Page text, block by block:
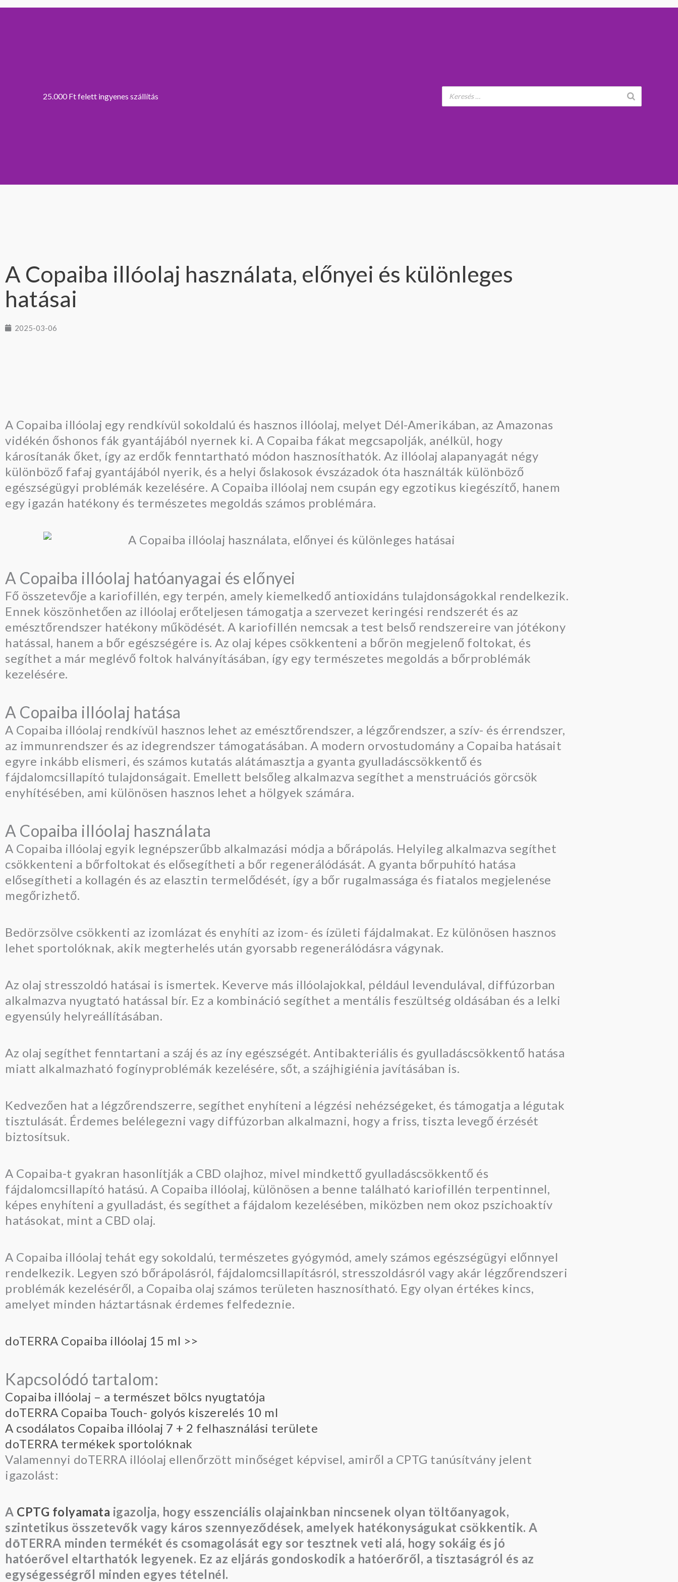
25.000 Ft felett ingyenes szállítás
A Copaiba illóolaj használata, előnyei és különleges
hatásai
2025-03-06
A Copaiba illóolaj egy rendkívül sokoldalú és hasznos illóolaj, melyet Dél-Amerikában, az Amazonas
vidékén őshonos fák gyantájából nyernek ki. A Copaiba fákat megcsapolják, anélkül, hogy
károsítanák őket, így az erdők fenntartható módon hasznosíthatók. Az illóolaj alapanyagát négy
különböző fafaj gyantájából nyerik, és a helyi őslakosok évszázadok óta használták különböző
egészségügyi problémák kezelésére. A Copaiba illóolaj nem csupán egy egzotikus kiegészítő, hanem
egy igazán hatékony és természetes megoldás számos problémára.
A Copaiba illóolaj hatóanyagai és előnyei
Fő összetevője a kariofillén, egy terpén, amely kiemelkedő antioxidáns tulajdonságokkal rendelkezik.
Ennek köszönhetően az illóolaj erőteljesen támogatja a szervezet keringési rendszerét és az
emésztőrendszer hatékony működését. A kariofillén nemcsak a test belső rendszereire van jótékony
hatással, hanem a bőr egészségére is. Az olaj képes csökkenteni a bőrön megjelenő foltokat, és
segíthet a már meglévő foltok halványításában, így egy természetes megoldás a bőrproblémák
kezelésére.
A Copaiba illóolaj hatása
A Copaiba illóolaj rendkívül hasznos lehet az emésztőrendszer, a légzőrendszer, a szív- és érrendszer,
az immunrendszer és az idegrendszer támogatásában. A modern orvostudomány a Copaiba hatásait
egyre inkább elismeri, és számos kutatás alátámasztja a gyanta gyulladáscsökkentő és
fájdalomcsillapító tulajdonságait. Emellett belsőleg alkalmazva segíthet a menstruációs görcsök
enyhítésében, ami különösen hasznos lehet a hölgyek számára.
A Copaiba illóolaj használata
A Copaiba illóolaj egyik legnépszerűbb alkalmazási módja a bőrápolás. Helyileg alkalmazva segíthet
csökkenteni a bőrfoltokat és elősegítheti a bőr regenerálódását. A gyanta bőrpuhító hatása
elősegítheti a kollagén és az elasztin termelődését, így a bőr rugalmassága és fiatalos megjelenése
megőrizhető.
Bedörzsölve csökkenti az izomlázat és enyhíti az izom- és ízületi fájdalmakat. Ez különösen hasznos
lehet sportolóknak, akik megterhelés után gyorsabb regenerálódásra vágynak.
Az olaj stresszoldó hatásai is ismertek. Keverve más illóolajokkal, például levendulával, diffúzorban
alkalmazva nyugtató hatással bír. Ez a kombináció segíthet a mentális feszültség oldásában és a lelki
egyensúly helyreállításában.
Az olaj segíthet fenntartani a száj és az íny egészségét. Antibakteriális és gyulladáscsökkentő hatása
miatt alkalmazható fogínyproblémák kezelésére, sőt, a szájhigiénia javításában is.
Kedvezően hat a légzőrendszerre, segíthet enyhíteni a légzési nehézségeket, és támogatja a légutak
tisztulását. Érdemes belélegezni vagy diffúzorban alkalmazni, hogy a friss, tiszta levegő érzését
biztosítsuk.
A Copaiba-t gyakran hasonlítják a CBD olajhoz, mivel mindkettő gyulladáscsökkentő és
fájdalomcsillapító hatású. A Copaiba illóolaj, különösen a benne található kariofillén terpentinnel,
képes enyhíteni a gyulladást, és segíthet a fájdalom kezelésében, miközben nem okoz pszichoaktív
hatásokat, mint a CBD olaj.
A Copaiba illóolaj tehát egy sokoldalú, természetes gyógymód, amely számos egészségügyi előnnyel
rendelkezik. Legyen szó bőrápolásról, fájdalomcsillapításról, stresszoldásról vagy akár légzőrendszeri
problémák kezeléséről, a Copaiba olaj számos területen hasznosítható. Egy olyan értékes kincs,
amelyet minden háztartásnak érdemes felfedeznie.
doTERRA Copaiba illóolaj 15 ml >>
Kapcsolódó tartalom:
Copaiba illóolaj – a természet bölcs nyugtatója
doTERRA Copaiba Touch- golyós kiszerelés 10 ml
A csodálatos Copaiba illóolaj 7 + 2 felhasználási területe
doTERRA termékek sportolóknak
Valamennyi doTERRA illóolaj ellenőrzött minőséget képvisel, amiről a CPTG tanúsítvány jelent
igazolást:
A CPTG folyamata igazolja, hogy esszenciális olajainkban nincsenek olyan töltőanyagok,
szintetikus összetevők vagy káros szennyeződések, amelyek hatékonyságukat csökkentik. A
dōTERRA minden termékét és csomagolását egy sor tesztnek veti alá, hogy sokáig és jó
hatóerővel eltarthatók legyenek. Ez az eljárás gondoskodik a hatóerőről, a tisztaságról és az
egységességről minden egyes tételnél.